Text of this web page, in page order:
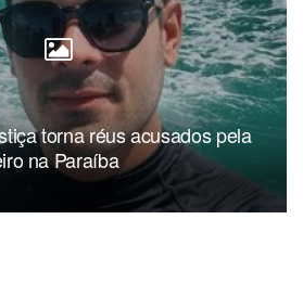
torna réus acusados pela
na Paraíba